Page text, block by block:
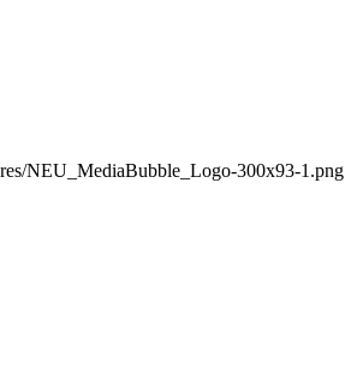
NEU_MediaBubble_Logo-300x93-1.png